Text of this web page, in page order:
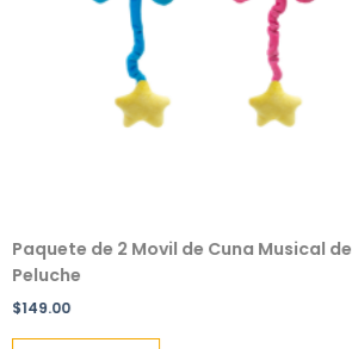
Paquete de 2 Movil de Cuna Musical de
Peluche
$149.00